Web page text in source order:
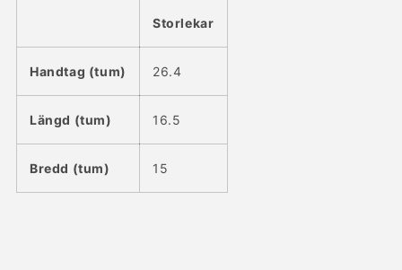
Storlekar
Handtag (tum) 26.4
Längd (tum) 16.5
Bredd (tum) 15